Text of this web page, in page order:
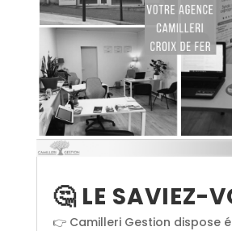
🤔 LE SAVIEZ-
👉 Camilleri Gestion dispose